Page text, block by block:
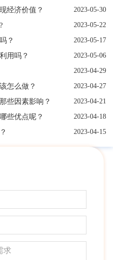
经济价值？ 2023-05-30
2023-05-22
？ 2023-05-17
用吗？ 2023-05-06
2023-04-29
怎么做？ 2023-04-27
些因素影响？ 2023-04-21
些优点呢？ 2023-04-18
2023-04-15